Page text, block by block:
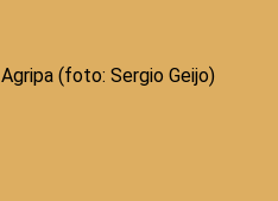
(foto: Sergio Geijo)